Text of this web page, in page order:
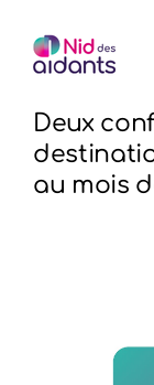
contenu
Deux
au mois